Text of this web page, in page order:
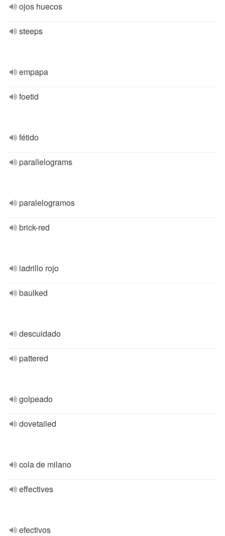
ojos huecos
steeps
empapa
foetid
fétido
parallelograms
paralelogramos
brick-red
ladrillo rojo
baulked
descuidado
pattered
golpeado
dovetailed
cola de milano
effectives
efectivos